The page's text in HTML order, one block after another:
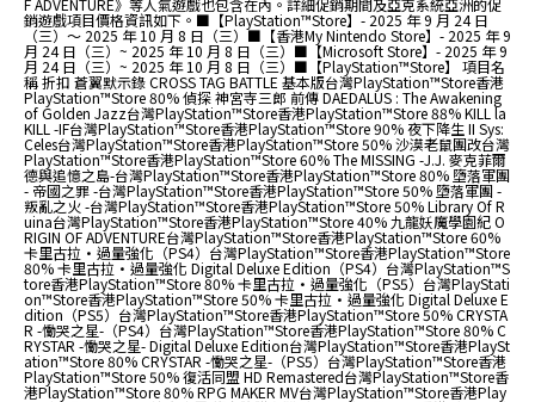
銷遊戲項目價格資訊如下。■【PlayStation™Store】- 2025 年 9 月 24 日
（三）～ 2025 年 10 月 8 日（三）■【香港My Nintendo Store】- 2025 年 9
月 24 日（三）~ 2025 年 10 月 8 日（三）■【Microsoft Store】- 2025 年 9
月 24 日（三）~ 2025 年 10 月 8 日（三）■【PlayStation™Store】 項目名
稱 折扣 蒼翼默示錄 CROSS TAG BATTLE 基本版台灣PlayStation™Store香港
PlayStation™Store 80% 偵探 神宮寺三郎 前傳 DAEDALUS : The Awakening
of Golden Jazz台灣PlayStation™Store香港PlayStation™Store 88% KILL la
KILL -IF台灣PlayStation™Store香港PlayStation™Store 90% 夜下降生 II Sys:
Celes台灣PlayStation™Store香港PlayStation™Store 50% 沙漠老鼠團改台灣
PlayStation™Store香港PlayStation™Store 60% The MISSING -J.J. 麥克菲爾
德與追憶之島-台灣PlayStation™Store香港PlayStation™Store 80% 墮落軍團
- 帝國之罪 -台灣PlayStation™Store香港PlayStation™Store 50% 墮落軍團 -
叛亂之火 -台灣PlayStation™Store香港PlayStation™Store 50% Library Of R
uina台灣PlayStation™Store香港PlayStation™Store 40% 九龍妖魔學園紀 O
RIGIN OF ADVENTURE台灣PlayStation™Store香港PlayStation™Store 60%
卡里古拉·過量強化（PS4）台灣PlayStation™Store香港PlayStation™Store
80% 卡里古拉·過量強化 Digital Deluxe Edition（PS4）台灣PlayStation™S
tore香港PlayStation™Store 80% 卡里古拉·過量強化（PS5）台灣PlayStati
on™Store香港PlayStation™Store 50% 卡里古拉·過量強化 Digital Deluxe E
dition（PS5）台灣PlayStation™Store香港PlayStation™Store 50% CRYSTA
R -慟哭之星-（PS4）台灣PlayStation™Store香港PlayStation™Store 80% C
RYSTAR -慟哭之星- Digital Deluxe Edition台灣PlayStation™Store香港PlaySt
ation™Store 80% CRYSTAR -慟哭之星-（PS5）台灣PlayStation™Store香港
PlayStation™Store 50% 復活同盟 HD Remastered台灣PlayStation™Store香
港PlayStation™Store 80% RPG MAKER MV台灣PlayStation™Store香港Play